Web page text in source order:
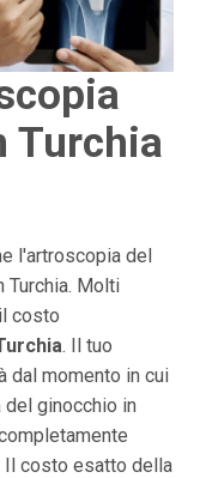
Turchia
l'artroscopia del
Turchia. Molti
costo
. Il tuo
dal momento in cui
ginocchio in
Il costo esatto della